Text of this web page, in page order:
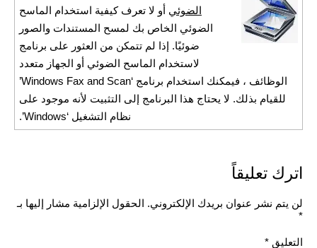
الضوئي أو لا تعرف كيفية استخدام الماسح
الضوئي الخاص بك لمسح المستندات والصور
ضوئيًا. إذا لم تتمكن من العثور على برنامج
لاستخدام الماسح الضوئي أو الجهاز متعدد
الوظائف ، فيمكنك استخدام برنامج ‘Windows Fax and Scan’
للقيام بذلك. لا يحتاج هذا البرنامج إلى التثبيت لأنه موجود على
نظام التشغيل ‘Windows’.
اترك تعليقاً
لن يتم نشر عنوان بريدك الإلكتروني. الحقول الإلزامية مشار إليها بـ
*
التعليق *